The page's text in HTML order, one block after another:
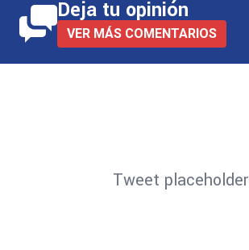
Deja tu opinión
VER MÁS COMENTARIOS
Tweet placeholder